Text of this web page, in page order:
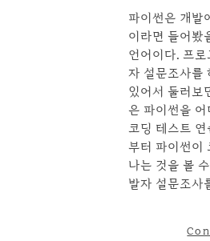
파이썬은 개발
이라면 들어봤
언어이다. 프
자 설문조사를
있어서 둘러보
은 파이썬을
코딩 테스트
부터 파이썬이
나는 것을 볼
발자 설문조사